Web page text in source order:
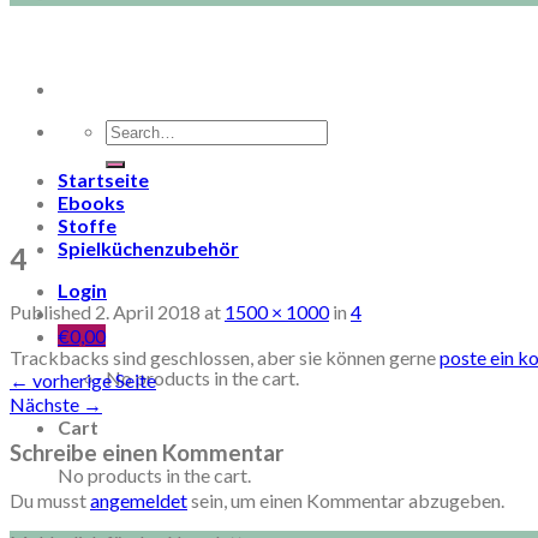
Search
for:
Startseite
Ebooks
Stoffe
Spielküchenzubehör
Login
€0,00
No products in the cart.
Cart
No products in the cart.
4
Published 2. April 2018 at 1500 × 1000in 4
Trackbacks sind geschlossen, aber sie können gerneposte ein
← vorherige Seite
Nächste →
Schreibe einen Kommentar
Du musstangemeldetsein, um einen Kommentar abzugeben.